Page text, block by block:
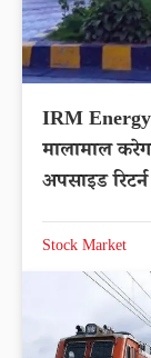
IRM
मालामाल
अपसाइड
Stock Market